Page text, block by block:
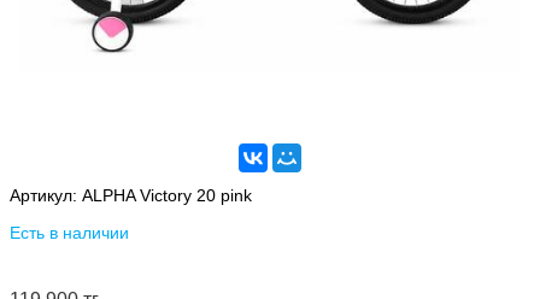
Артикул: ALPHA Victory 20 pink
Есть в наличии